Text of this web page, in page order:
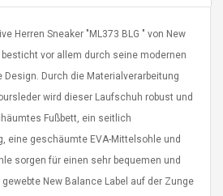
Mobile Universal Charging
$ 1.72
$ 2.46
Tetris Cases For Iphone 6
Plus 6s 7 8 Plus TPU
Phone Back Game
IPhone Cases
$ 6.86
Herren Sneaker "ML373 BLG " von New
besticht vor allem durch seine modernen
Design. Durch die Materialverarbeitung
wird dieser Laufschuh robust und
Fußbett, ein seitlich
eine geschäumte EVA-Mittelsohle und
sorgen für einen sehr bequemen und
New Balance Label auf der Zunge